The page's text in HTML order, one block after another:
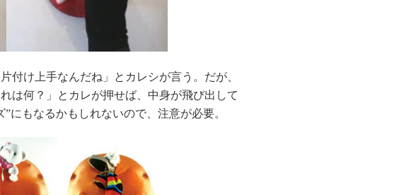
け上手なんだね」とカレシが言う。だが、
は何？」とカレが押せば、中身が飛び出して
にもなるかもしれないので、注意が必要。